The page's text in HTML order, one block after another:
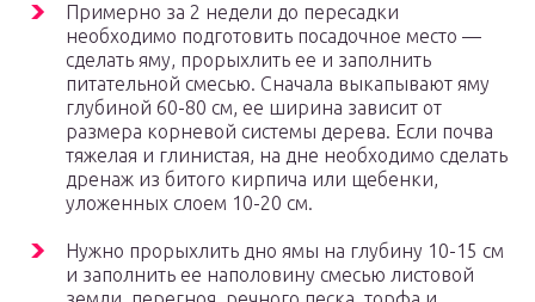
Примерно за 2 недели до пересадки
необходимо подготовить посадочное место —
сделать яму, прорыхлить ее и заполнить
питательной смесью. Сначала выкапывают яму
глубиной 60-80 см, ее ширина зависит от
размера корневой системы дерева. Если почва
тяжелая и глинистая, на дне необходимо сделать
дренаж из битого кирпича или щебенки,
уложенных слоем 10-20 см.
Нужно прорыхлить дно ямы на глубину 10-15 см
и заполнить ее наполовину смесью листовой